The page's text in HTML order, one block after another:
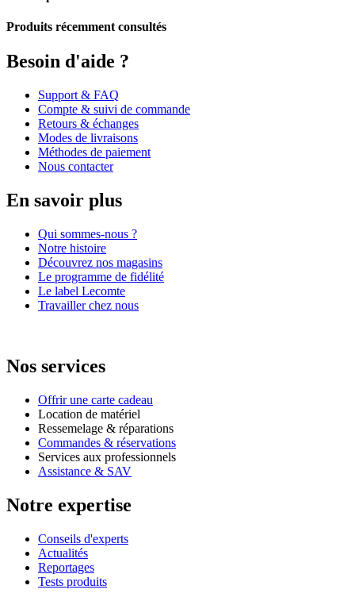
Produits récemment consultés
Besoin d'aide ?
Support & FAQ
Compte & suivi de commande
Retours & échanges
Modes de livraisons
Méthodes de paiement
Nous contacter
En savoir plus
Qui sommes-nous ?
Notre histoire
Découvrez nos magasins
Le programme de fidélité
Le label Lecomte
Travailler chez nous
Nos services
Offrir une carte cadeau
Location de matériel
Ressemelage & réparations
Commandes & réservations
Services aux professionnels
Assistance & SAV
Notre expertise
Conseils d'experts
Actualités
Reportages
Tests produits